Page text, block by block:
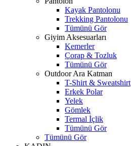
Kayak Pantolonu
Trekking Pantolonu
Tümünü Gör
Giyim Aksesuarları
Kemerler
Çorap & Tozluk
Tümünü Gör
Outdoor Ara Katman
T-Shirt & Sweatshirt
Erkek Polar
Yelek
Gömlek
Termal İçlik
Tümünü Gör
Tümünü Gör